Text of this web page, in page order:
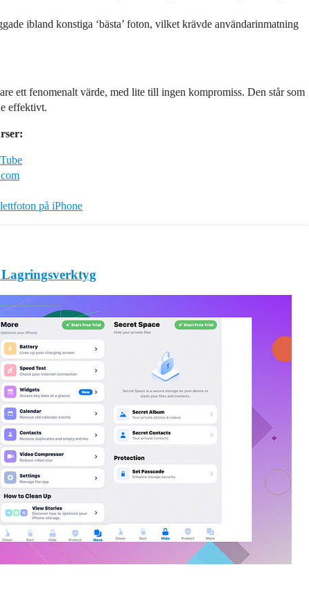
ibland konstiga ‘bästa’ foton, vilket krävde användarinmatning
ett fenomenalt värde, med lite till ingen kompromiss. Den står som
effektivt.
på iPhone